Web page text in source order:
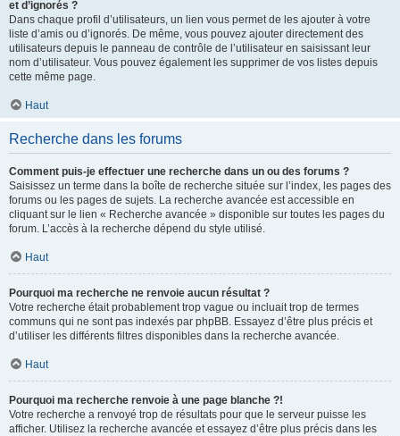
et d’ignorés ?
Dans chaque profil d’utilisateurs, un lien vous permet de les ajouter à votre
liste d’amis ou d’ignorés. De même, vous pouvez ajouter directement des
utilisateurs depuis le panneau de contrôle de l’utilisateur en saisissant leur
nom d’utilisateur. Vous pouvez également les supprimer de vos listes depuis
cette même page.
Haut
Recherche dans les forums
Comment puis-je effectuer une recherche dans un ou des forums ?
Saisissez un terme dans la boîte de recherche située sur l’index, les pages des
forums ou les pages de sujets. La recherche avancée est accessible en
cliquant sur le lien « Recherche avancée » disponible sur toutes les pages du
forum. L’accès à la recherche dépend du style utilisé.
Haut
Pourquoi ma recherche ne renvoie aucun résultat ?
Votre recherche était probablement trop vague ou incluait trop de termes
communs qui ne sont pas indexés par phpBB. Essayez d’être plus précis et
d’utiliser les différents filtres disponibles dans la recherche avancée.
Haut
Pourquoi ma recherche renvoie à une page blanche ?!
Votre recherche a renvoyé trop de résultats pour que le serveur puisse les
afficher. Utilisez la recherche avancée et essayez d’être plus précis dans les